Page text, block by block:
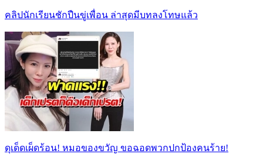
คลิปนักเรียนชักปืนขู่เพื่อน ล่าสุดมีบทลงโทษแล้ว
ดุเด็ดเผ็ดร้อน! หมอของขวัญ ขอฉอดพวกปกป้องคนร้าย!